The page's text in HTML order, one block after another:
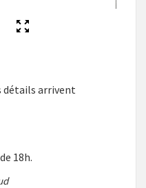
détails arrivent
18h.